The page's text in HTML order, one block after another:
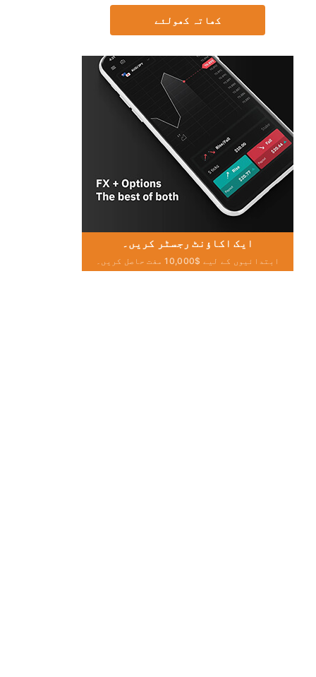
کھاتہ کھولئے
ایک اکاؤنٹ رجسٹر کریں۔
ابتدائیوں کے لیے $10,000 مفت حاصل کریں۔